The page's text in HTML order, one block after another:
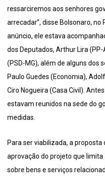
ressarciremos aos senhores
arrecadar”, disse Bolsonaro, no
anúncio, ele estava
dos Deputados, Arthur Lira
(PSD-MG), além de alguns dos
Paulo Guedes (Economia),
Ciro Nogueira (Casa Civil).
estavam reunidos na sede do
medidas.
Para ser viabilizada, a
aprovação do projeto que limita
sobre bens e serviços